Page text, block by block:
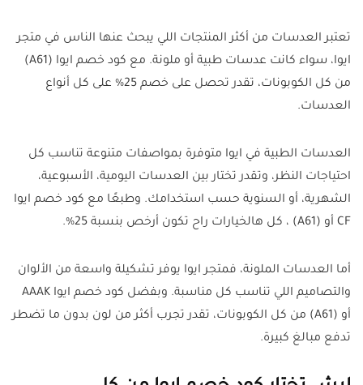
تعتبر العدسات من أكثر المنتجات اللي يبحث عنها الناس في متجر
ايوا، سواء كانت عدسات طبية أو ملونة. مع كود خصم ايوا (A61)
من كل الكوبونات، تقدر تحصل على خصم 25% على كل أنواع
العدسات.
العدسات الطبية في ايوا متوفرة بمواصفات متنوعة تناسب كل
احتياجات النظر، وتقدر تختار بين العدسات اليومية، الأسبوعية،
الشهرية، أو السنوية حسب استخدامك. وطبعًا مع كود خصم ايوا
CF أو (A61) ، كل هالخيارات راح تكون أرخص بنسبة 25%.
أما العدسات الملونة، فمتجر ايوا يوفر تشكيلة واسعة من الألوان
والتصاميم اللي تناسب كل مناسبة. وبفضل كود خصم ايوا AAAK
أو (A61) من كل الكوبونات، تقدر تجرب أكثر من لون بدون ما تضطر
تدفع مبالغ كبيرة.